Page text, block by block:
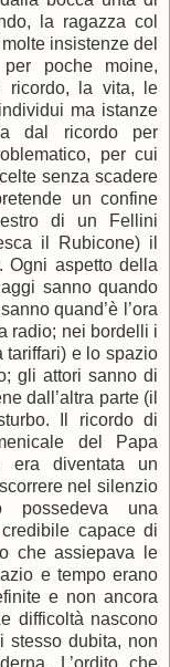
la ragazza col
insistenze del
poche moine,
ricordo, la vita, le
ma istanze
dal ricordo per
per cui
senza scadere
un confine
di un Fellini
il Rubicone) il
Ogni aspetto della
sanno quando
quand’è l’ora
radio; nei bordelli i
tariffari) e lo spazio
gli attori sanno di
dall’altra parte (il
Il ricordo di
del Papa
diventata un
nel silenzio
possedeva una
capace di
che assiepava le
e tempo erano
e non ancora
difficoltà nascono
stesso dubita, non